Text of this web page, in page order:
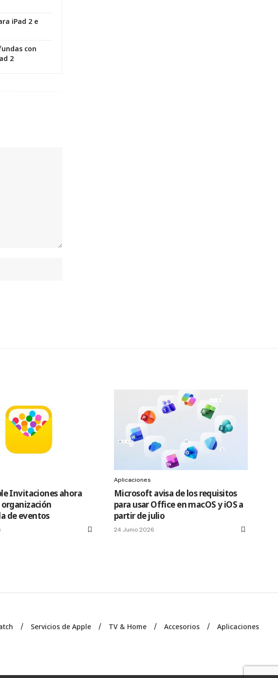
iPad 2 e
con
2
Invitaciones ahora
de eventos
Aplicaciones
Microsoft avisa de los requisitos
para usar Office en macOS y iOS a
partir de julio
24 Junio 2026
Servicios de Apple TV & Home Accesorios
Aplicaciones